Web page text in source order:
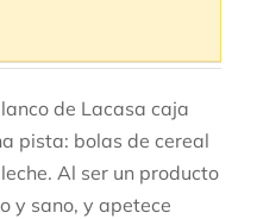
de Lacasa caja
pista: bolas de cereal
Al ser un producto
y sano, y apetece